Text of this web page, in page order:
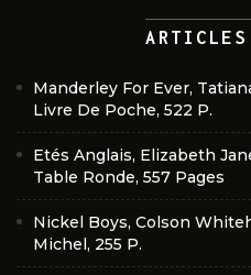
ARTICLES
Manderley For Ever,
Livre De Poche, 522 P.
Etés Anglais, Elizabeth
Table Ronde, 557 Pages
Nickel Boys, Colson
Michel, 255 P.